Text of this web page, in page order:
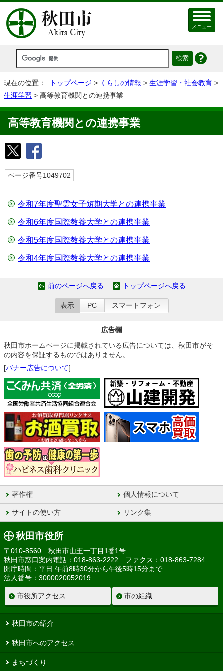
メニュー
現在の位置： トップページ > くらしの情報 > 生涯学習・社会教育 >
生涯学習 > 高等教育機関との連携事業
高等教育機関との連携事業
ページ番号1049702
令和7年度聖霊女子短期大学との連携事業
令和6年度国際教養大学との連携事業
令和5年度国際教養大学との連携事業
令和4年度国際教養大学との連携事業
前のページへ戻る トップページへ戻る
表示 PC スマートフォン
広告欄
秋田市ホームページに掲載されている広告については、秋田市がそ
の内容を保証するものではありません。
[バナー広告について]
著作権 個人情報について
サイトの使い方 リンク集
秋田市役所
〒010-8560 秋田市山王一丁目1番1号
秋田市窓口案内電話：018-863-2222 ファクス：018-863-7284
開庁時間：平日 午前8時30分から午後5時15分まで
法人番号：3000020052019
市役所アクセス 市の組織
秋田市の紹介
秋田市へのアクセス
まちづくり